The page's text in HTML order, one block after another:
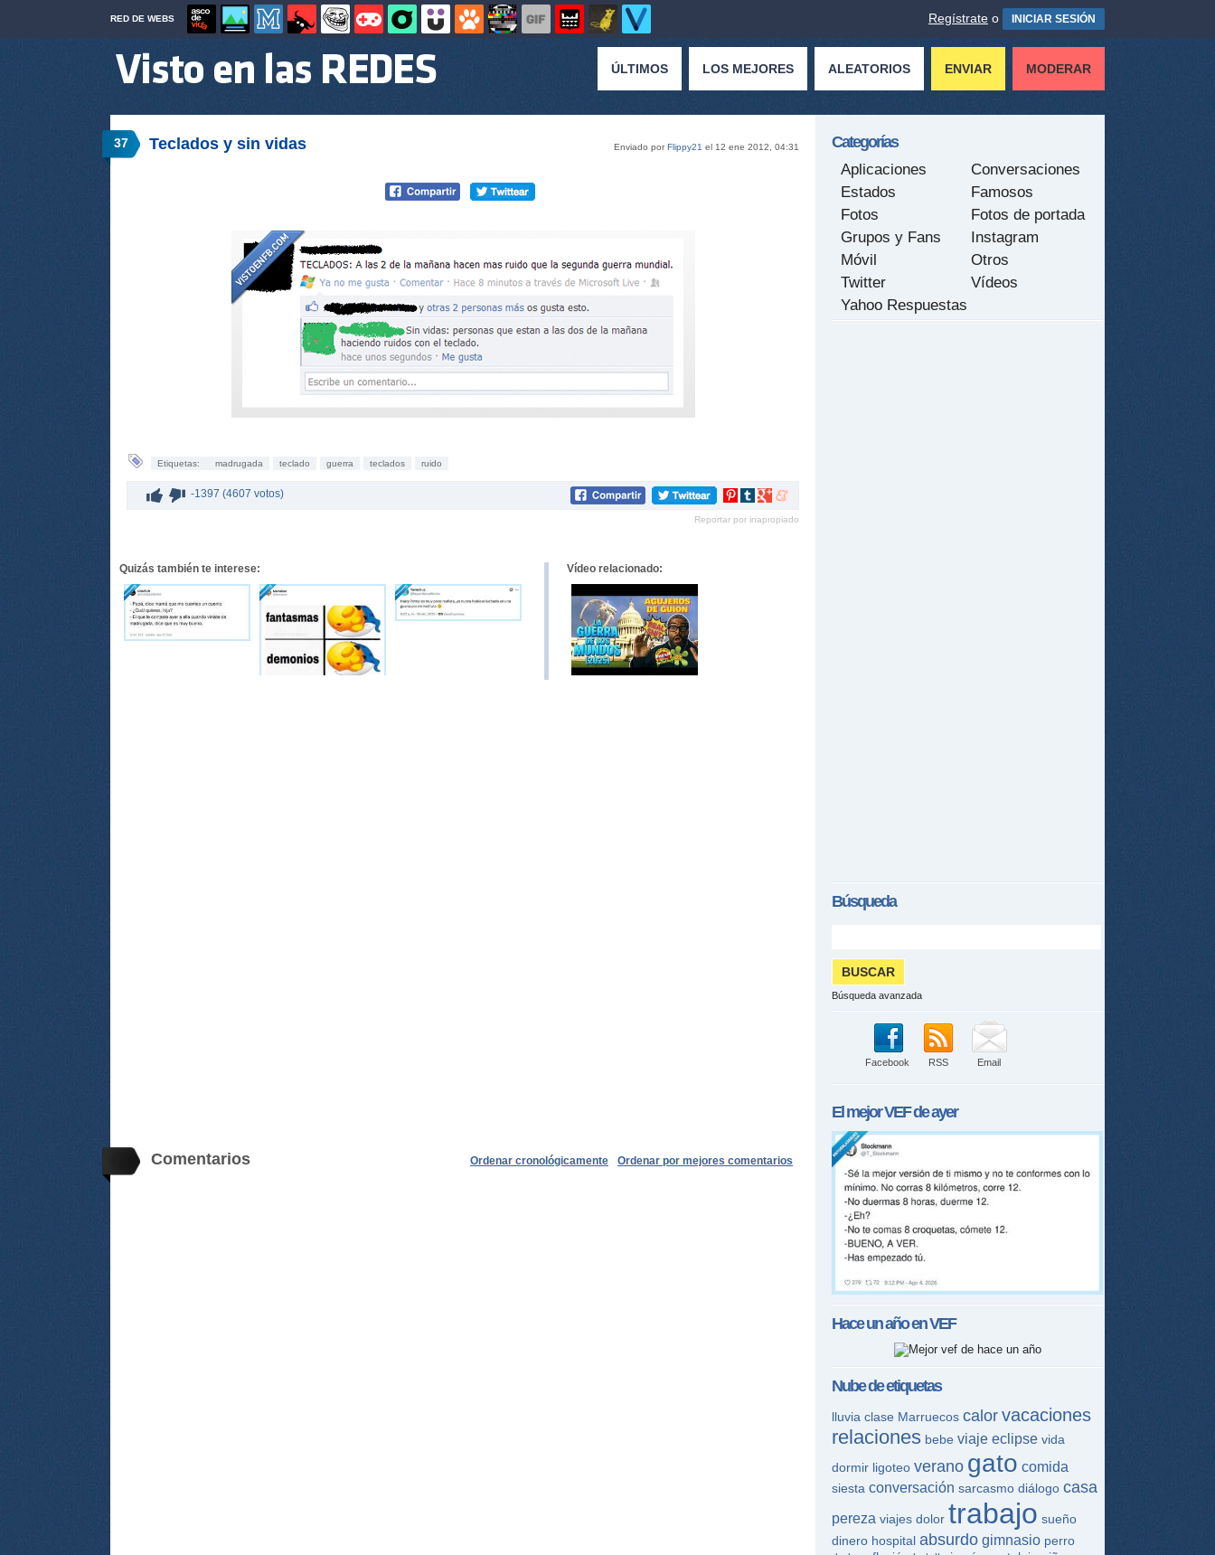
RED DE WEBS Regístrate o INICIAR SESIÓN
ÚLTIMOS LOS MEJORES ALEATORIOS ENVIAR MODERAR
37 Enviado porFlippy21 el 12 ene 2012, 04:31
Teclados y sin vidas
Etiquetas: madrugada teclado guerra teclados ruido
-1397 (4607 votos)
Compartir
Pinterest
Compartir
tumblr
Compartir
Google+
Compartir
meneame
Reportar por inapropiado
Quizás también te interese: Vídeo relacionado:
Comentarios Ordenar por mejores comentarios
Ordenar cronológicamente
Categorías
Aplicaciones
Conversaciones
Estados
Famosos
Fotos
Fotos de portada
Grupos y Fans
Instagram
Móvil
Otros
Twitter
Vídeos
Yahoo Respuestas
Búsqueda
Búsqueda avanzada
Facebook RSS Email
El mejorVEFde ayer
Hace un año enVEF
Nube de etiquetas
lluvia clase Marruecos calor vacaciones
relaciones bebe viaje eclipse vida
dormir ligoteo verano gato comida
siesta conversación sarcasmo diálogo casa
pereza viajes dolor trabajo sueño
dinero hospital absurdo gimnasio perro